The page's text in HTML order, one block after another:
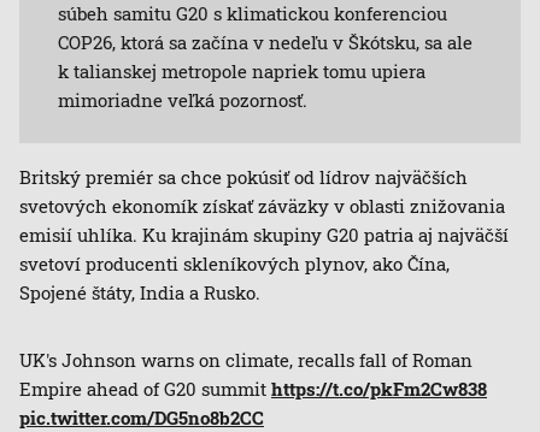
súbeh samitu G20 s klimatickou konferenciou
COP26, ktorá sa začína v nedeľu v Škótsku, sa ale
k talianskej metropole napriek tomu upiera
mimoriadne veľká pozornosť.
Britský premiér sa chce pokúsiť od lídrov najväčších
svetových ekonomík získať záväzky v oblasti znižovania
emisií uhlíka. Ku krajinám skupiny G20 patria aj najväčší
svetoví producenti skleníkových plynov, ako Čína,
Spojené štáty, India a Rusko.
UK's Johnson warns on climate, recalls fall of Roman
Empire ahead of G20 summit https://t.co/pkFm2Cw838
pic.twitter.com/DG5no8b2CC